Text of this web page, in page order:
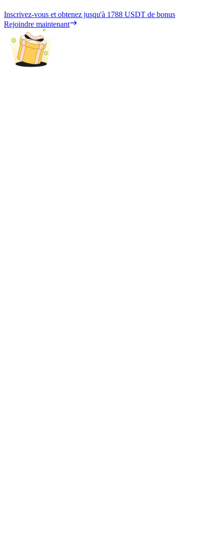
Inscrivez-vous et obtenez jusqu'à 1788 USDT de bonus
Rejoindre maintenant